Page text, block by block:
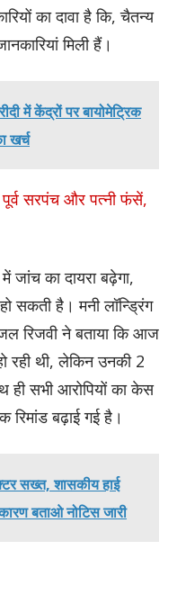
का दावा है कि, चैतन्य
मिली हैं।
में केंद्रों पर बायोमेट्रिक
खर्च
पूर्व सरपंच और पत्नी फंसें,
जांच का दायरा बढ़ेगा,
हो सकती है।मनी लॉन्ड्रिंग
रिजवी ने बताया कि आज
रही थी, लेकिन उनकी 2
ही सभी आरोपियों का केस
बढ़ाई गई है।
सख्त, शासकीय हाई
बताओ नोटिस जारी